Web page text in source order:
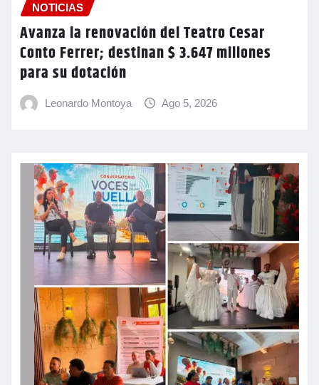
NOTICIAS
Avanza la renovación del Teatro Cesar
Conto Ferrer; destinan $ 3.647 millones
para su dotación
Leonardo Montoya Ago 5, 2026